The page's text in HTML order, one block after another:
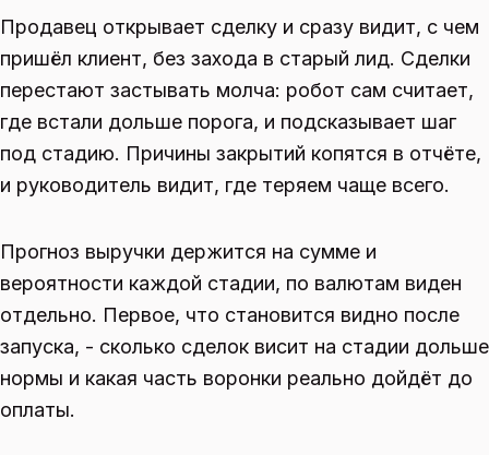
Продавец открывает сделку и сразу видит, с чем
пришёл клиент, без захода в старый лид. Сделки
перестают застывать молча: робот сам считает,
где встали дольше порога, и подсказывает шаг
под стадию. Причины закрытий копятся в отчёте,
и руководитель видит, где теряем чаще всего.
Прогноз выручки держится на сумме и
вероятности каждой стадии, по валютам виден
отдельно. Первое, что становится видно после
запуска, - сколько сделок висит на стадии дольше
нормы и какая часть воронки реально дойдёт до
оплаты.